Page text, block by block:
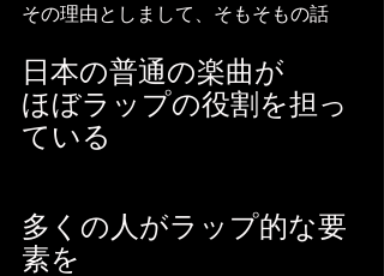
その理由としまして、そもそもの話
日本の普通の楽曲が
ほぼラップの役割を担っ
ている
多くの人がラップ的な要
素を